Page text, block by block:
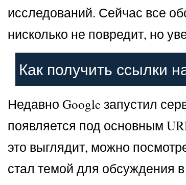
исследований. Сейчас все
нисколько не повредит, но
Как получить ссылки
Недавно Google запустил
появляется под основным
это выглядит, можно
стал темой для обсуждения в